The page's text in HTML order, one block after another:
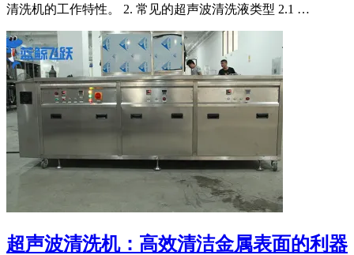
清洗机的工作特性。 2. 常见的超声波清洗液类型 2.1 …
超声波清洗机：高效清洁金属表面的利器